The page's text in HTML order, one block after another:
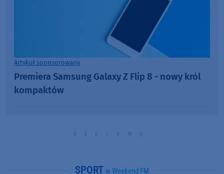
Artykuł sponsorowany
Premiera Samsung Galaxy Z Flip 8 - nowy król
kompaktów
SPORT w Weekend FM